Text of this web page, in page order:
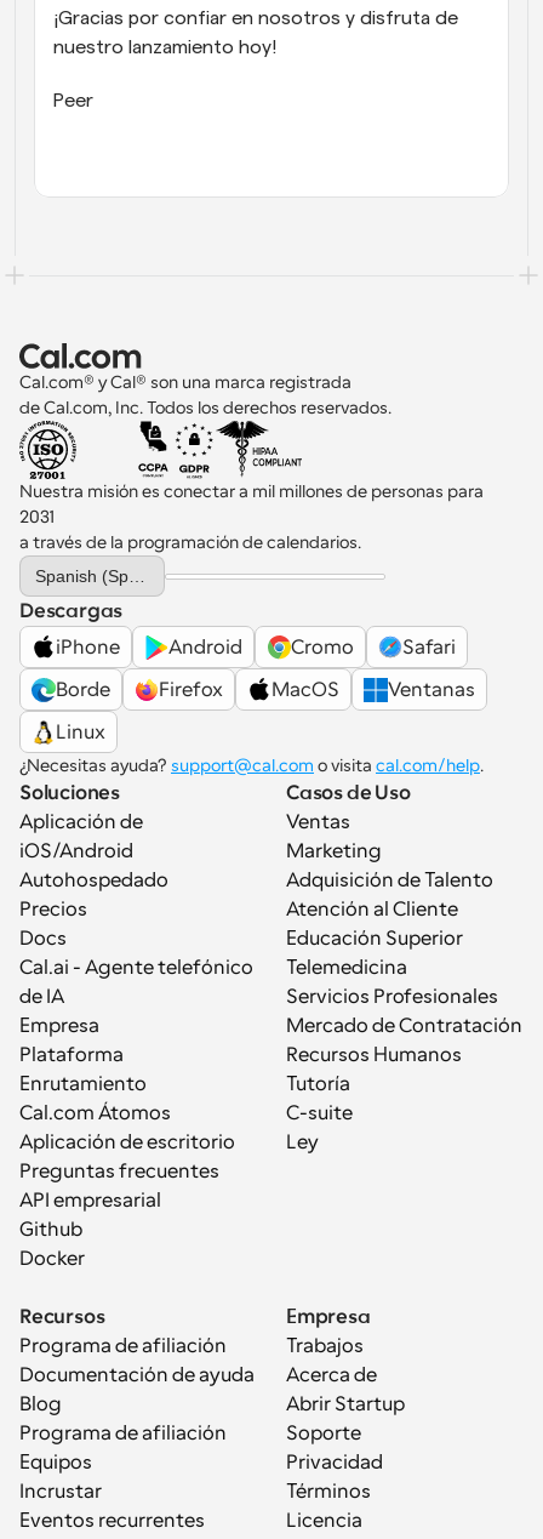
¡Gracias por confiar en nosotros y disfruta de
nuestro lanzamiento hoy!
Peer
Cal.com® y Cal® son una marca registrada
de Cal.com, Inc. Todos los derechos reservados.
Nuestra misión es conectar a mil millones de personas para
2031
a través de la programación de calendarios.
Select Language
Descargas
iPhone
Android Cromo
Safari
Borde
Firefox MacOS
Ventanas
Linux
¿Necesitas ayuda? support@cal.com o visita cal.com/help.
Soluciones
Aplicación de
iOS/Android
Autohospedado
Precios
Docs
Cal.ai - Agente telefónico
de IA
Empresa
Plataforma
Enrutamiento
Cal.com Átomos
Aplicación de escritorio
Preguntas frecuentes
API empresarial
Github
Docker
Casos de Uso
Ventas
Marketing
Adquisición de Talento
Atención al Cliente
Educación Superior
Telemedicina
Servicios Profesionales
Mercado de Contratación
Recursos Humanos
Tutoría
C-suite
Ley
Recursos
Programa de afiliación
Documentación de ayuda
Blog
Programa de afiliación
Equipos
Incrustar
Eventos recurrentes
Empresa
Trabajos
Acerca de
Abrir Startup
Soporte
Privacidad
Términos
Licencia